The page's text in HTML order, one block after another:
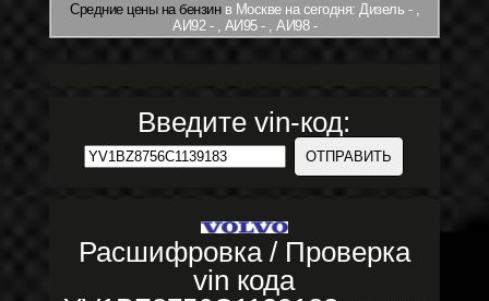
Средние цены на бензинв Москве на сегодня: Дизель - ,
АИ92 - , АИ95 - , АИ98 -
Введите vin-код:
Расшифровка / Проверка
vin кода